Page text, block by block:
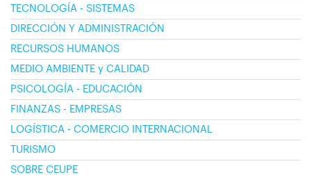
TECNOLOGÍA - SISTEMAS
DIRECCIÓN Y ADMINISTRACIÓN
RECURSOS HUMANOS
MEDIO AMBIENTE y CALIDAD
PSICOLOGÍA - EDUCACIÓN
FINANZAS - EMPRESAS
LOGÍSTICA - COMERCIO INTERNACIONAL
TURISMO
SOBRE CEUPE